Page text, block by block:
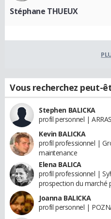
Stéphane THUEUX
Vous recherchez peut-
Stephen BALICKA
profil personnel | ARRAS
Kevin BALICKA
profil professionnel |
maintenance
Elena BALICA
profil professionnel |
prospection du marché
Joanna BALICKA
profil personnel |